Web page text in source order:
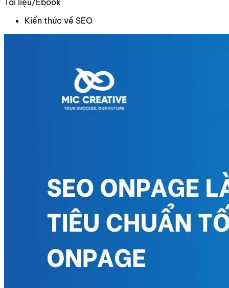
Tài liệu/Ebook
Kiến thức về SEO